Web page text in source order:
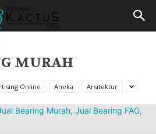
MURAH
Online Aneka Arsitektur